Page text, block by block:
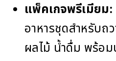
แพ็คเกจพรีเมียม:
อาหารชุดสำหรับถ
ผลไม้ น้ำดื่ม พร้อม